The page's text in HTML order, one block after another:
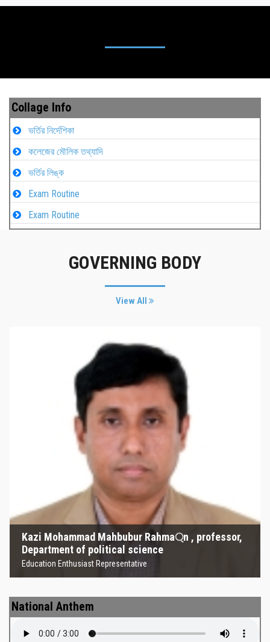
Collage Info
ভর্তির নির্দেশিকা
কলেজের মৌলিক তথ্যাদি
ভর্তির লিঙ্ক
Exam Routine
Exam Routine
GOVERNING BODY
View All
Kazi Mohammad Mahbubur Rahma্‌n , professor,
Department of political science
Education Enthusiast Representative
Kazi Mohammad Mahbubur
Rahma্‌n , professor, Department
of political science
Education Enthusiast Representative
National Anthem